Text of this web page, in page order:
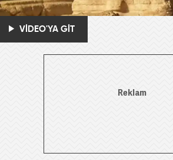
VİDEO'YA GİT